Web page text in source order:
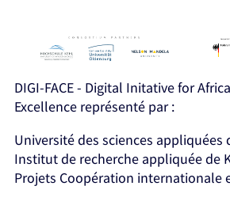
DIGI-FACE - Digital Initative for
Excellence représenté par :
Université des sciences appliquées
Institut de recherche appliquée de
Projets Coopération internationale